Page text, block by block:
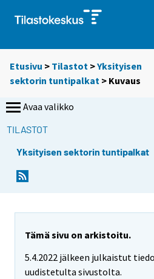
Etusivu > Tilastot >Yksityisen
sektorin tuntipalkat > Kuvaus
Avaa valikko
TILASTOT
Yksityisen sektorin tuntipalkat
Tämä sivu on arkistoitu.
5.4.2022 jälkeen julkaistut
uudistetulta sivustolta.